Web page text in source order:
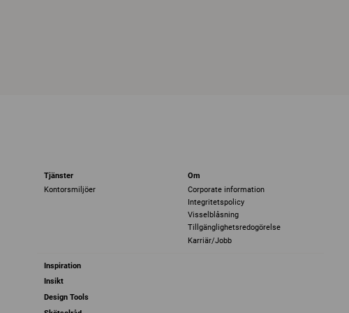
Tjänster
Kontorsmiljöer
Om
Corporate information
Integritetspolicy
Visselblåsning
Tillgänglighetsredogörelse
Karriär/Jobb
Inspiration
Insikt
Design Tools